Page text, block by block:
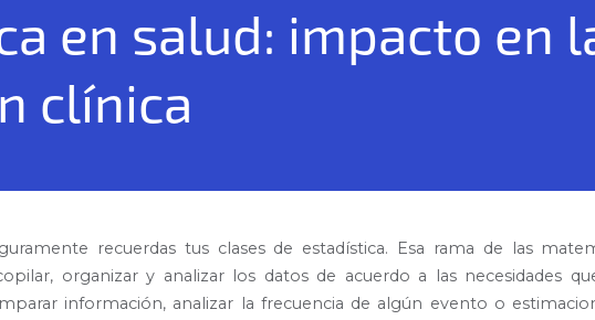
en salud: impacto en
clínica
recuerdas tus clases de estadística. Esa rama de las
organizar y analizar los datos de acuerdo a las necesidades
información, analizar la frecuencia de algún evento o